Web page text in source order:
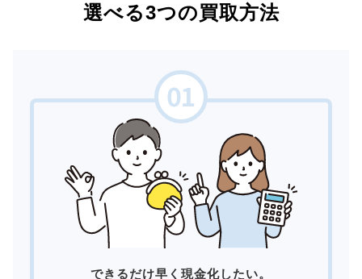
選べる3つの買取方法
できるだけ早く現金化したい。